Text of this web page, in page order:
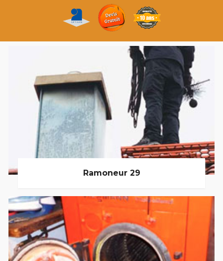
Ramoneur 29